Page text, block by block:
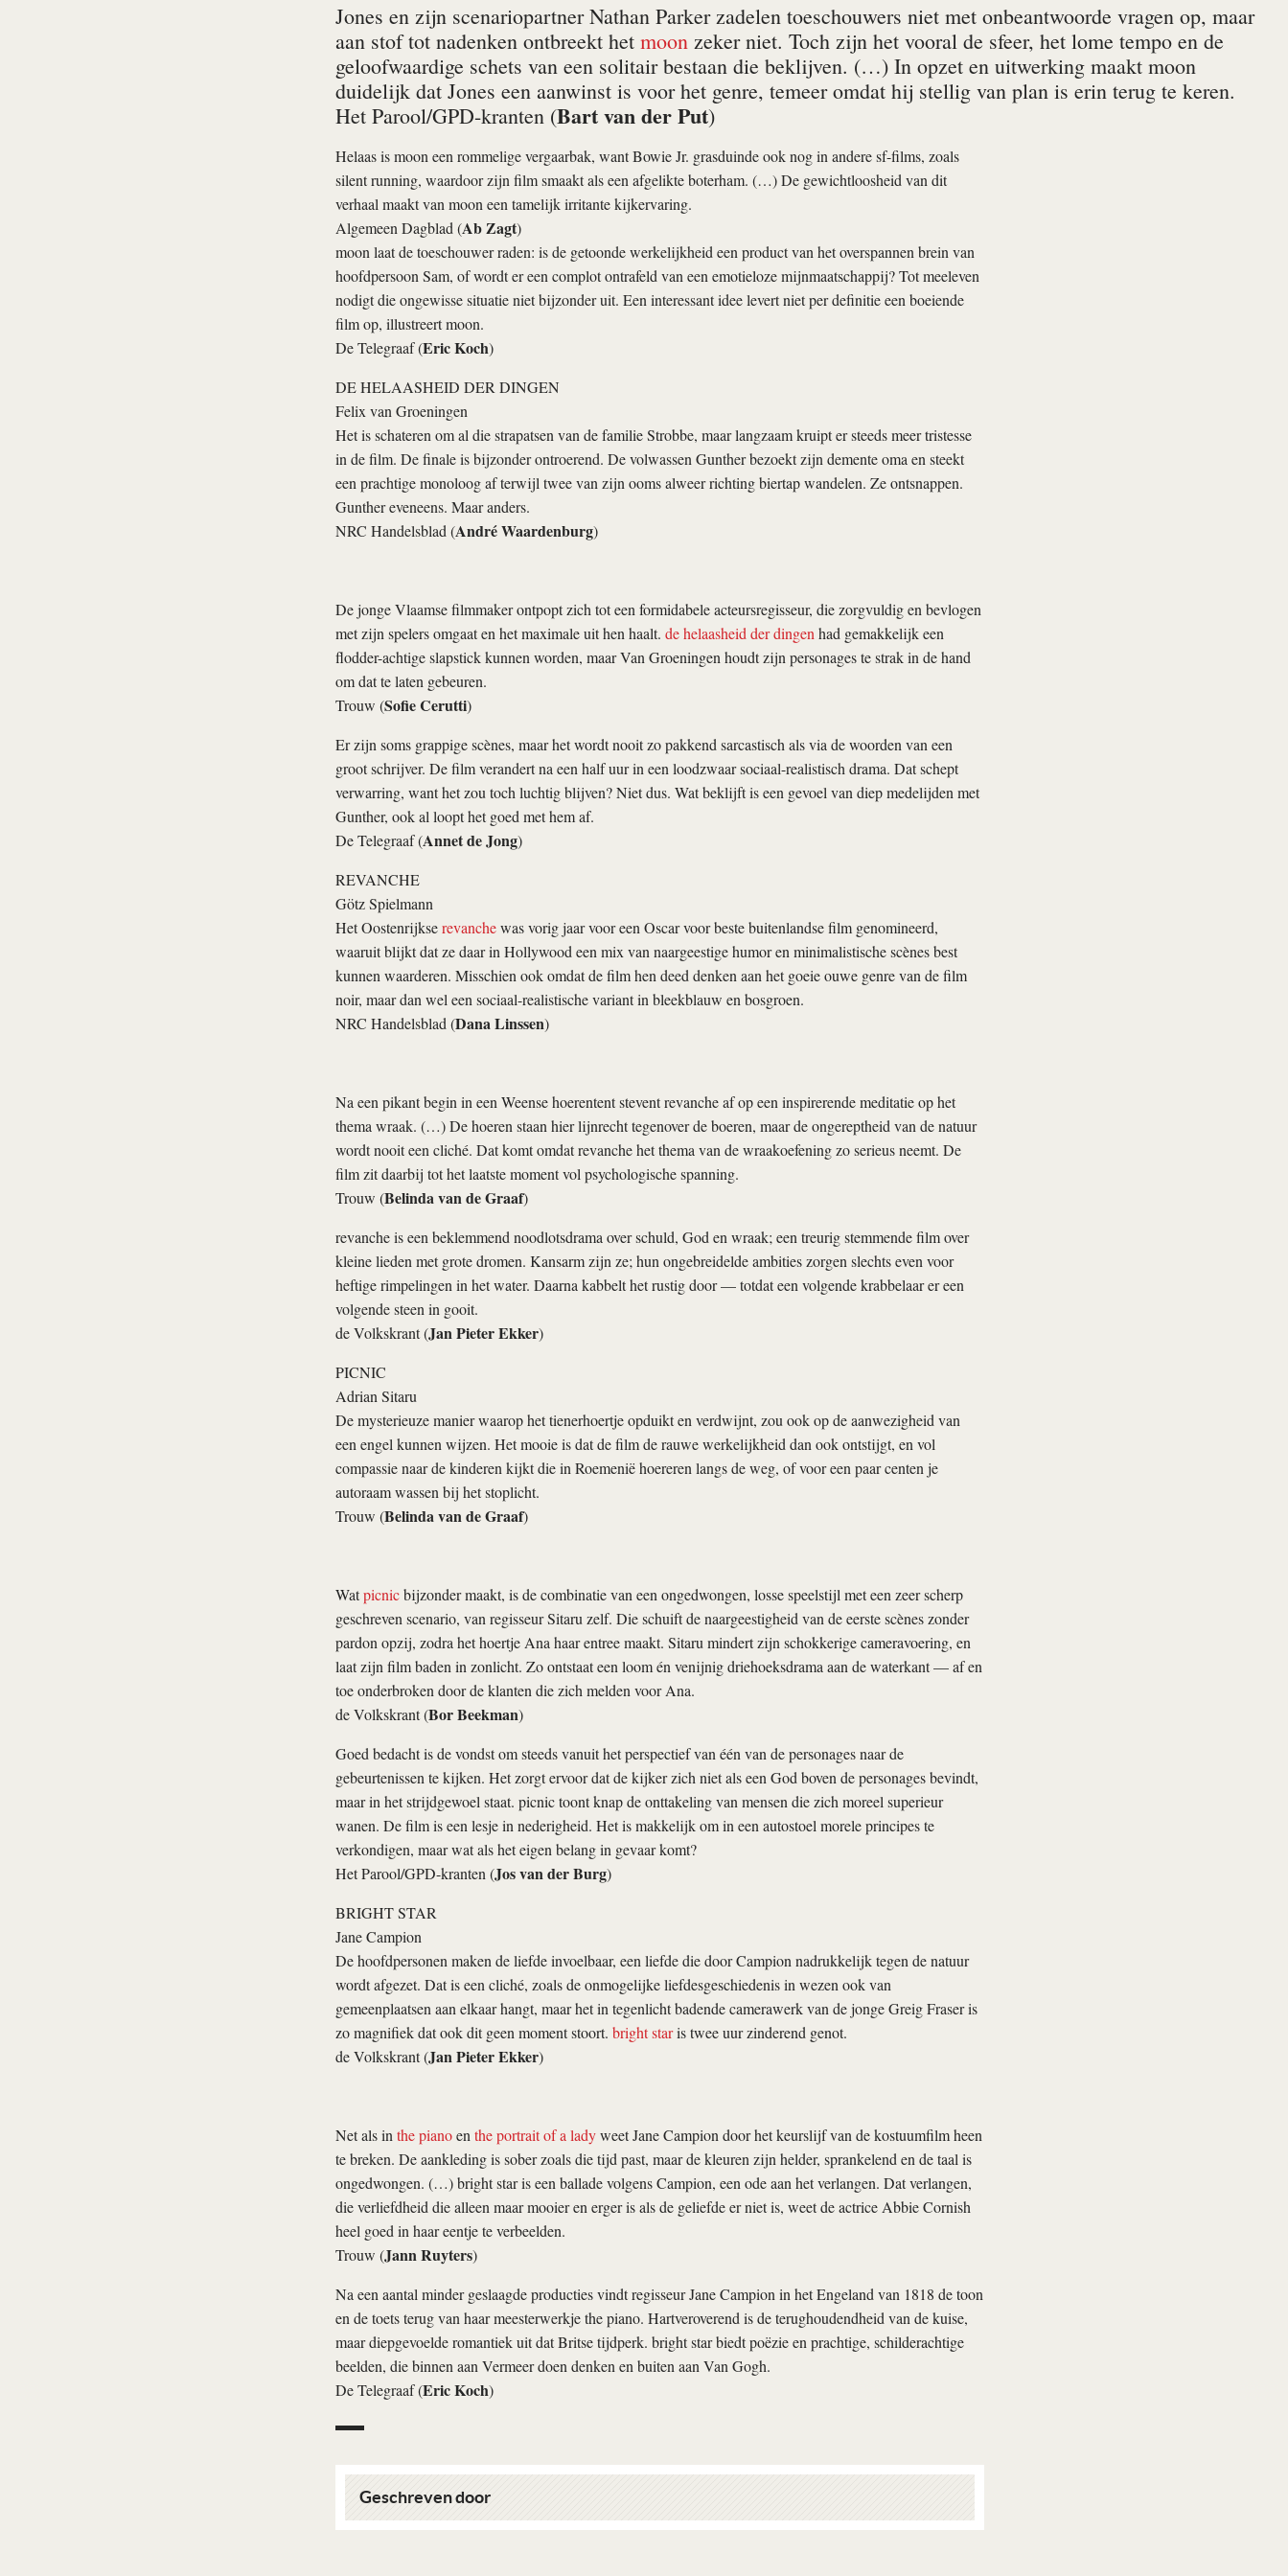
Jones en zijn scenariopartner Nathan Parker zadelen toeschouwers niet met onbeantwoorde vragen op, maar
aan stof tot nadenken ontbreekt het moon zeker niet. Toch zijn het vooral de sfeer, het lome tempo en de
geloofwaardige schets van een solitair bestaan die beklijven. (…) In opzet en uitwerking maakt moon
duidelijk dat Jones een aanwinst is voor het genre, temeer omdat hij stellig van plan is erin terug te keren.
Het Parool/GPD-kranten (Bart van der Put)
Helaas ismoon een rommelige vergaarbak, want Bowie Jr. grasduinde ook nog in andere sf-films, zoals
silent running, waardoor zijn film smaakt als een afgelikte boterham. (…) De gewichtloosheid van dit
verhaal maakt van moon een tamelijk irritante kijkervaring.
Algemeen Dagblad (Ab Zagt)
moon laat de toeschouwer raden: is de getoonde werkelijkheid een product van het overspannen brein van
hoofdpersoon Sam, of wordt er een complot ontrafeld van een emotieloze mijnmaatschappij? Tot meeleven
nodigt die ongewisse situatie niet bijzonder uit. Een interessant idee levert niet per definitie een boeiende
film op, illustreertmoon.
De Telegraaf (Eric Koch)
DE HELAASHEID DER DINGEN
Felix van Groeningen
Het is schateren om al die strapatsen van de familie Strobbe, maar langzaam kruipt er steeds meer tristesse
in de film. De finale is bijzonder ontroerend. De volwassen Gunther bezoekt zijn demente oma en steekt
een prachtige monoloog af terwijl twee van zijn ooms alweer richting biertap wandelen. Ze ontsnappen.
Gunther eveneens. Maar anders.
NRC Handelsblad (André Waardenburg)
De jonge Vlaamse filmmaker ontpopt zich tot een formidabele acteursregisseur, die zorgvuldig en bevlogen
met zijn spelers omgaat en het maximale uit hen haalt. de helaasheid der dingen had gemakkelijk een
flodder-achtige slapstick kunnen worden, maar Van Groeningen houdt zijn personages te strak in de hand
om dat te laten gebeuren.
Trouw (Sofie Cerutti)
Er zijn soms grappige scènes, maar het wordt nooit zo pakkend sarcastisch als via de woorden van een
groot schrijver. De film verandert na een half uur in een loodzwaar sociaal-realistisch drama. Dat schept
verwarring, want het zou toch luchtig blijven? Niet dus. Wat beklijft is een gevoel van diep medelijden met
Gunther, ook al loopt het goed met hem af.
De Telegraaf (Annet de Jong)
REVANCHE
Götz Spielmann
Het Oostenrijkserevanchewas vorig jaar voor een Oscar voor beste buitenlandse film genomineerd,
waaruit blijkt dat ze daar in Hollywood een mix van naargeestige humor en minimalistische scènes best
kunnen waarderen. Misschien ook omdat de film hen deed denken aan het goeie ouwe genre van de film
noir, maar dan wel een sociaal-realistische variant in bleekblauw en bosgroen.
NRC Handelsblad (Dana Linssen)
Na een pikant begin in een Weense hoerentent steventrevancheaf op een inspirerende meditatie op het
thema wraak. (…) De hoeren staan hier lijnrecht tegenover de boeren, maar de ongereptheid van de natuur
wordt nooit een cliché. Dat komt omdatrevanchehet thema van de wraakoefening zo serieus neemt. De
film zit daarbij tot het laatste moment vol psychologische spanning.
Trouw (Belinda van de Graaf)
revancheis een beklemmend noodlotsdrama over schuld, God en wraak; een treurig stemmende film over
kleine lieden met grote dromen. Kansarm zijn ze; hun ongebreidelde ambities zorgen slechts even voor
heftige rimpelingen in het water. Daarna kabbelt het rustig door — totdat een volgende krabbelaar er een
volgende steen in gooit.
de Volkskrant (Jan Pieter Ekker)
PICNIC
Adrian Sitaru
De mysterieuze manier waarop het tienerhoertje opduikt en verdwijnt, zou ook op de aanwezigheid van
een engel kunnen wijzen. Het mooie is dat de film de rauwe werkelijkheid dan ook ontstijgt, en vol
compassie naar de kinderen kijkt die in Roemenië hoereren langs de weg, of voor een paar centen je
autoraam wassen bij het stoplicht.
Trouw (Belinda van de Graaf)
Watpicnicbijzonder maakt, is de combinatie van een ongedwongen, losse speelstijl met een zeer scherp
geschreven scenario, van regisseur Sitaru zelf. Die schuift de naargeestigheid van de eerste scènes zonder
pardon opzij, zodra het hoertje Ana haar entree maakt. Sitaru mindert zijn schokkerige cameravoering, en
laat zijn film baden in zonlicht. Zo ontstaat een loom én venijnig driehoeksdrama aan de waterkant — af en
toe onderbroken door de klanten die zich melden voor Ana.
de Volkskrant (Bor Beekman)
Goed bedacht is de vondst om steeds vanuit het perspectief van één van de personages naar de
gebeurtenissen te kijken. Het zorgt ervoor dat de kijker zich niet als een God boven de personages bevindt,
maar in het strijdgewoel staat. picnictoont knap de onttakeling van mensen die zich moreel superieur
wanen. De film is een lesje in nederigheid. Het is makkelijk om in een autostoel morele principes te
verkondigen, maar wat als het eigen belang in gevaar komt?
Het Parool/GPD-kranten (Jos van der Burg)
BRIGHT STAR
Jane Campion
De hoofdpersonen maken de liefde invoelbaar, een liefde die door Campion nadrukkelijk tegen de natuur
wordt afgezet. Dat is een cliché, zoals de onmogelijke liefdesgeschiedenis in wezen ook van
gemeenplaatsen aan elkaar hangt, maar het in tegenlicht badende camerawerk van de jonge Greig Fraser is
zo magnifiek dat ook dit geen moment stoort. bright staris twee uur zinderend genot.
de Volkskrant (Jan Pieter Ekker)
Net als in the pianoen the portrait of a ladyweet Jane Campion door het keurslijf van de kostuumfilm heen
te breken. De aankleding is sober zoals die tijd past, maar de kleuren zijn helder, sprankelend en de taal is
ongedwongen. (…)bright staris een ballade volgens Campion, een ode aan het verlangen. Dat verlangen,
die verliefdheid die alleen maar mooier en erger is als de geliefde er niet is, weet de actrice Abbie Cornish
heel goed in haar eentje te verbeelden.
Trouw (Jann Ruyters)
Na een aantal minder geslaagde producties vindt regisseur Jane Campion in het Engeland van 1818 de toon
en de toets terug van haar meesterwerkjethe piano. Hartveroverend is de terughoudendheid van de kuise,
maar diepgevoelde romantiek uit dat Britse tijdperk. bright starbiedt poëzie en prachtige, schilderachtige
beelden, die binnen aan Vermeer doen denken en buiten aan Van Gogh.
De Telegraaf (Eric Koch)
Geschreven door